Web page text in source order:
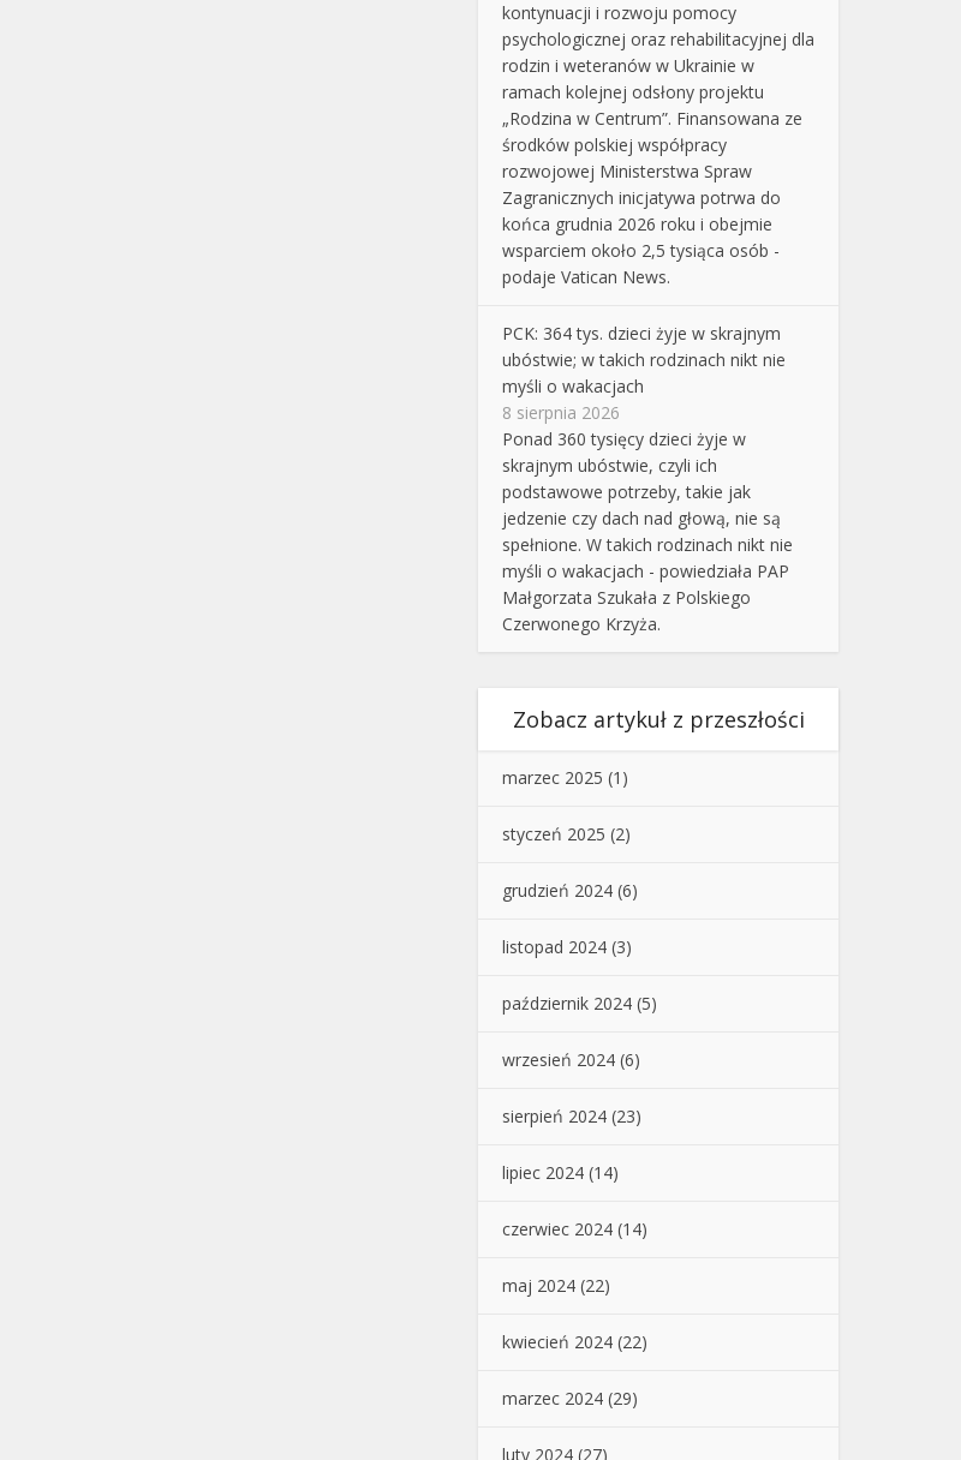
kontynuacji i rozwoju pomocy
psychologicznej oraz rehabilitacyjnej dla
rodzin i weteranów w Ukrainie w
ramach kolejnej odsłony projektu
„Rodzina w Centrum”. Finansowana ze
środków polskiej współpracy
rozwojowej Ministerstwa Spraw
Zagranicznych inicjatywa potrwa do
końca grudnia 2026 roku i obejmie
wsparciem około 2,5 tysiąca osób -
podaje Vatican News.
PCK: 364 tys. dzieci żyje w skrajnym
ubóstwie; w takich rodzinach nikt nie
myśli o wakacjach
8 sierpnia 2026
Ponad 360 tysięcy dzieci żyje w
skrajnym ubóstwie, czyli ich
podstawowe potrzeby, takie jak
jedzenie czy dach nad głową, nie są
spełnione. W takich rodzinach nikt nie
myśli o wakacjach - powiedziała PAP
Małgorzata Szukała z Polskiego
Czerwonego Krzyża.
Zobacz artykuł z przeszłości
marzec 2025 (1)
styczeń 2025 (2)
grudzień 2024 (6)
listopad 2024 (3)
październik 2024 (5)
wrzesień 2024 (6)
sierpień 2024 (23)
lipiec 2024 (14)
czerwiec 2024 (14)
maj 2024 (22)
kwiecień 2024 (22)
marzec 2024 (29)
luty 2024 (27)